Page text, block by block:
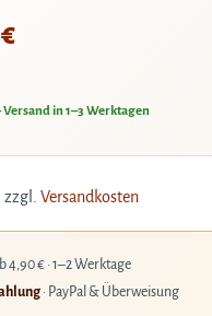
€
Versand in 1–3 Werktagen
zzgl. Versandkosten
4,90 € · 1–2 Werktage
· PayPal & Überweisung